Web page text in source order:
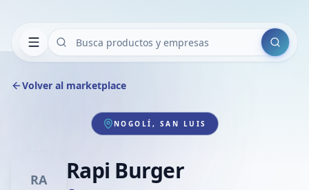
Buscar
Volver al marketplace
NOGOLÍ, SAN LUIS
RA Rapi Burger